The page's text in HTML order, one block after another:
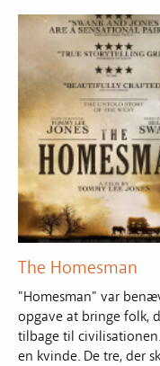
The Homesman
"Homesman" var
opgave at bringe folk,
tilbage til
en kvinde. De tre, der